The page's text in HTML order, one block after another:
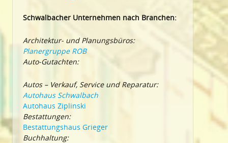
Schwalbacher Unternehmen nach Branchen:
Architektur- und Planungsbüros:
Planergruppe ROB
Auto-Gutachten:
Autos – Verkauf, Service und Reparatur:
Autohaus Schwalbach
Autohaus Ziplinski
Bestattungen:
Bestattungshaus Grieger
Buchhaltung: